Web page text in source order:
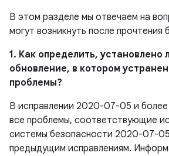
В этом разделе мы отвечаем на
могут возникнуть после прочтения
1. Как определить, установлено
обновление, в котором
проблемы?
В исправлении 2020-07-05 и более
все проблемы, соответствующие
системы безопасности 2020-07-
предыдущим исправлениям.